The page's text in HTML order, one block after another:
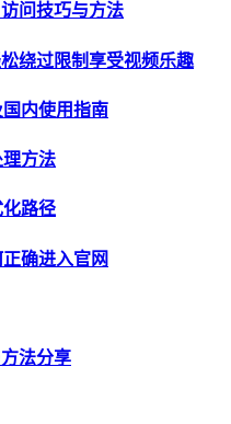
问技巧与方法
绕过限制享受视频乐趣
内使用指南
方法
路径
确进入官网
法分享